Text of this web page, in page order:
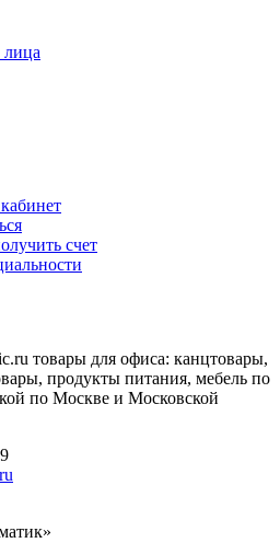
счет
товары для офиса: канцтовары,
продукты питания, мебель по
по Москве и Московской